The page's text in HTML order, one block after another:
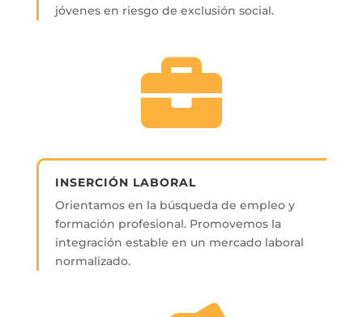
jóvenes en riesgo de exclusión social.
INSERCIÓN LABORAL
Orientamos en la búsqueda de empleo y
formación profesional. Promovemos la
integración estable en un mercado laboral
normalizado.